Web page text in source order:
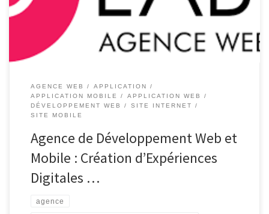
numérique en constante évolution. C’est là qu’intervient une
agence de développement web et mobile, spécialisée dans […]
AGENCE WEB
APPLICATION
APPLICATION MOBILE
APPLICATION WEB
DÉVELOPPEMENT WEB
SITE INTERNET
SITE MOBILE
Agence de Développement Web et
Mobile : Création d’Expériences
Digitales …
agence